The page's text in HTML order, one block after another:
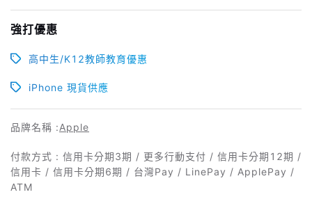
強打優惠
高中生/K12教師教育優惠
iPhone 現貨供應
品牌名稱 :Apple
付款方式 : 信用卡分期3期 / 更多行動支付 / 信用卡分期12期 /
信用卡 / 信用卡分期6期 / 台灣Pay / LinePay / ApplePay /
ATM